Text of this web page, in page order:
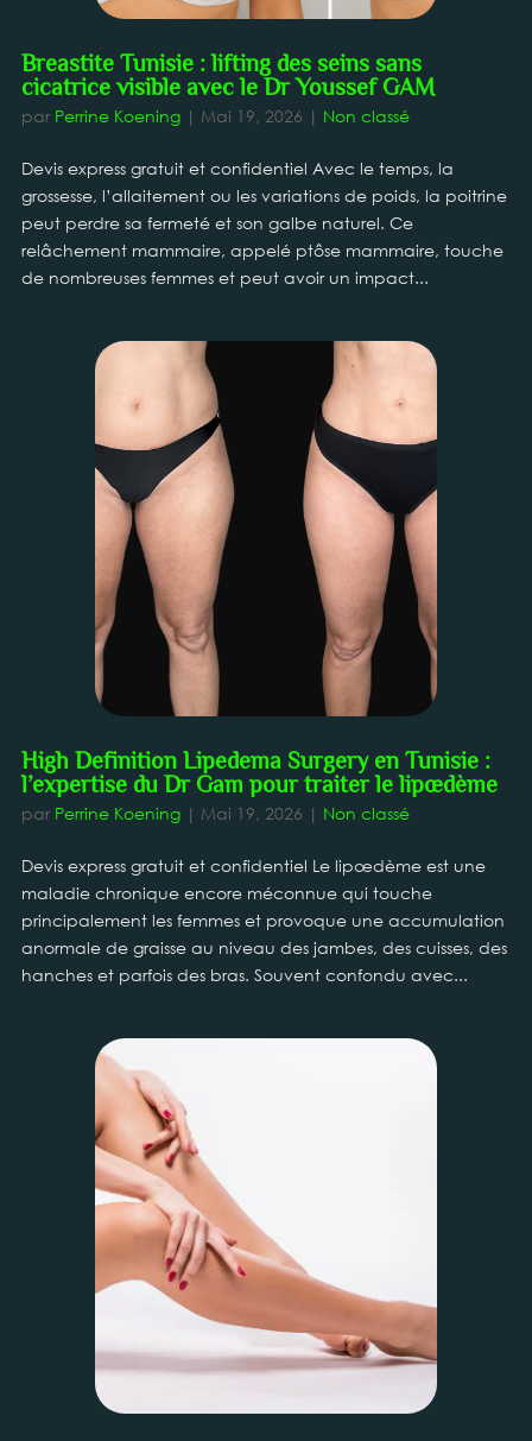
Breastite Tunisie : lifting des seins sans
cicatrice visible avec le Dr Youssef GAM
par Perrine Koening| Mai 19, 2026 | Non classé
Devis express gratuit et confidentiel Avec le temps, la
grossesse, l’allaitement ou les variations de poids, la poitrine
peut perdre sa fermeté et son galbe naturel. Ce
relâchement mammaire, appelé ptôse mammaire, touche
de nombreuses femmes et peut avoir un impact...
High Definition Lipedema Surgery en Tunisie :
l’expertise du Dr Gam pour traiter le lipœdème
par Perrine Koening| Mai 19, 2026 | Non classé
Devis express gratuit et confidentiel Le lipœdème est une
maladie chronique encore méconnue qui touche
principalement les femmes et provoque une accumulation
anormale de graisse au niveau des jambes, des cuisses, des
hanches et parfois des bras. Souvent confondu avec...